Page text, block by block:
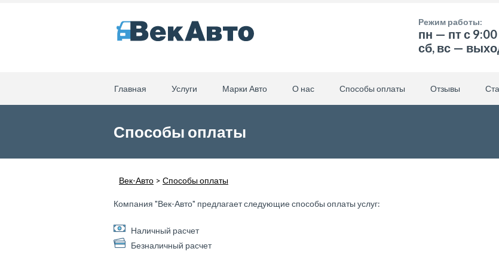
Режим работы:
пн — пт с
сб, вс —
Главная Услуги Марки Авто О нас Способы оплаты Отзывы
Способы оплаты
Век-Авто > Способы оплаты
Компания "Век-Авто" предлагает следующие способы оплаты услуг:
Наличный расчет
Безналичный расчет